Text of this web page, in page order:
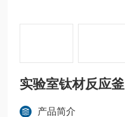
实验室钛材反应釜
产品简介